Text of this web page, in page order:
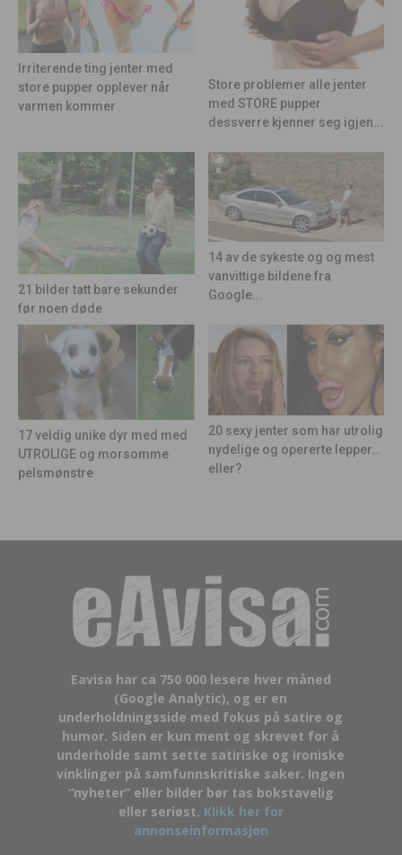
Irriterende ting jenter med
store pupper opplever når
varmen kommer
Store problemer alle jenter
med STORE pupper
dessverre kjenner seg igjen...
21 bilder tatt bare sekunder
før noen døde
14 av de sykeste og og mest
vanvittige bildene fra
Google...
17 veldig unike dyr med med
UTROLIGE og morsomme
pelsmønstre
20 sexy jenter som har utrolig
nydelige og opererte lepper…
eller?
Eavisa har ca 750 000 lesere hver måned
(Google Analytic), og er en
underholdningsside med fokus på satire og
humor. Siden er kun ment og skrevet for å
underholde samt sette satiriske og ironiske
vinklinger på samfunnskritiske saker. Ingen
“nyheter” eller bilder bør tas bokstavelig
eller seriøst. Klikk her for
annonseinformasjon